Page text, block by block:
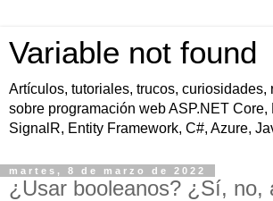
Variable not found
Artículos, tutoriales, trucos, curiosidades,
sobre programación web ASP.NET Core,
SignalR, Entity Framework, C#, Azure,
martes, 8 de marzo de 2022
¿Usar booleanos? ¿Sí, no,